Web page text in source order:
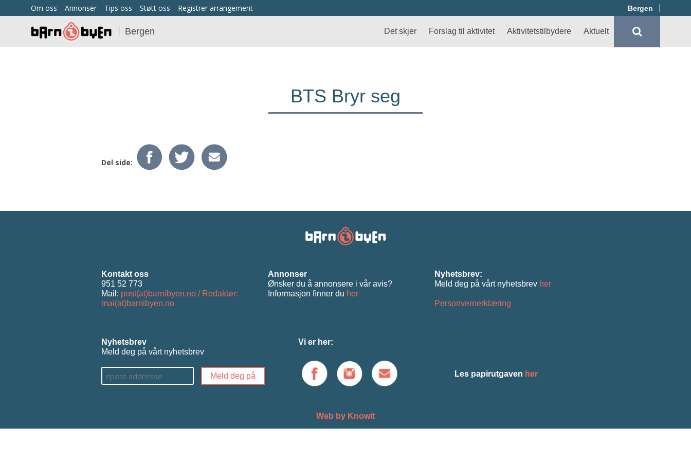
Om oss Annonser Tips oss Støtt oss Registrer arrangement Bergen
Bergen Det skjer Forslag til aktivitet Aktivitetstilbydere Aktuelt
BTS Bryr seg
Del side:
Kontakt oss
951 52 773
Mail: post(at)barnibyen.no / Redaktør:
mai(at)barnibyen.no
Annonser
Ønsker du å annonsere i vår avis?
Informasjon ﬁnner du her
Nyhetsbrev:
Meld deg på vårt nyhetsbrev her
Personvernerklæring
Nyhetsbrev
Meld deg på vårt nyhetsbrev
Vi er her:
Les papirutgaven her
Web by Knowit